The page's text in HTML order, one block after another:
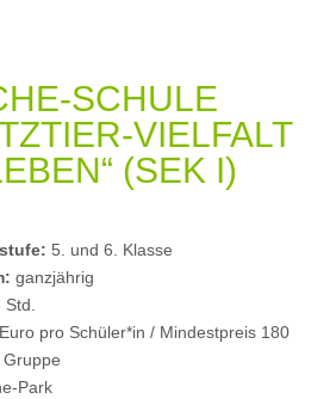
SCHULE
VIELFALT
(SEK I)
5. und 6. Klasse
ganzjährig
Std.
pro Schüler*in / Mindestpreis 180
Park